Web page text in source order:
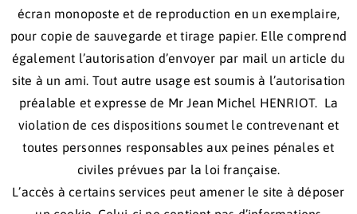
écran monoposte et de reproduction en un exemplaire,
pour copie de sauvegarde et tirage papier. Elle comprend
également l’autorisation d’envoyer par mail un article du
site à un ami. Tout autre usage est soumis à l’autorisation
préalable et expresse de Mr Jean Michel HENRIOT. La
violation de ces dispositions soumet le contrevenant et
toutes personnes responsables aux peines pénales et
civiles prévues par la loi française.
L’accès à certains services peut amener le site à déposer